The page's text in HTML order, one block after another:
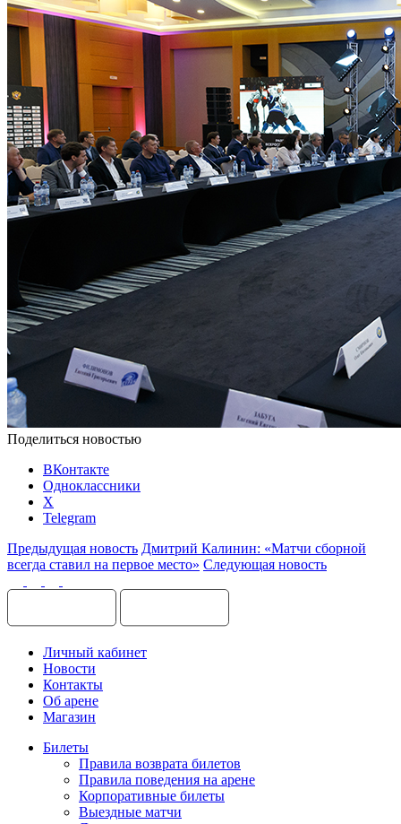
Поделиться новостью
ВКонтакте
Одноклассники
X
Telegram
Предыдущая новость Дмитрий Калинин: «Матчи сборной
всегда ставил на первое место» Следующая новость
Личный кабинет
Новости
Контакты
Об арене
Магазин
Билеты
Правила возврата билетов
Правила поведения на арене
Корпоративные билеты
Выездные матчи